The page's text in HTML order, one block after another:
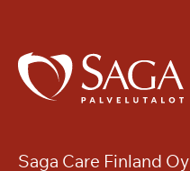
Saga Care Finland Oy